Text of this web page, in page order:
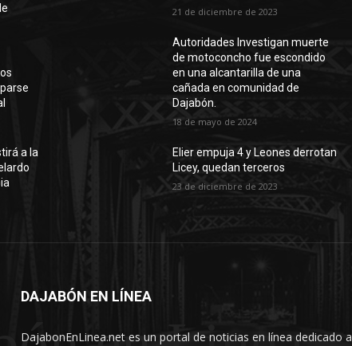
a la
21 de diciembre de 2023
Autoridades Investigan muerte
de motoconcho fue escondido
en una alcantarilla de una
cañada en comunidad de
Dajabón.
18 de mayo de 2024
Elier empuja 4 y Leones derrotan
Licey, quedan terceros
23 de diciembre de 2023
DAJABÓN EN LÍNEA
DajabonEnLinea.net es un portal de noticias en línea dedicado a